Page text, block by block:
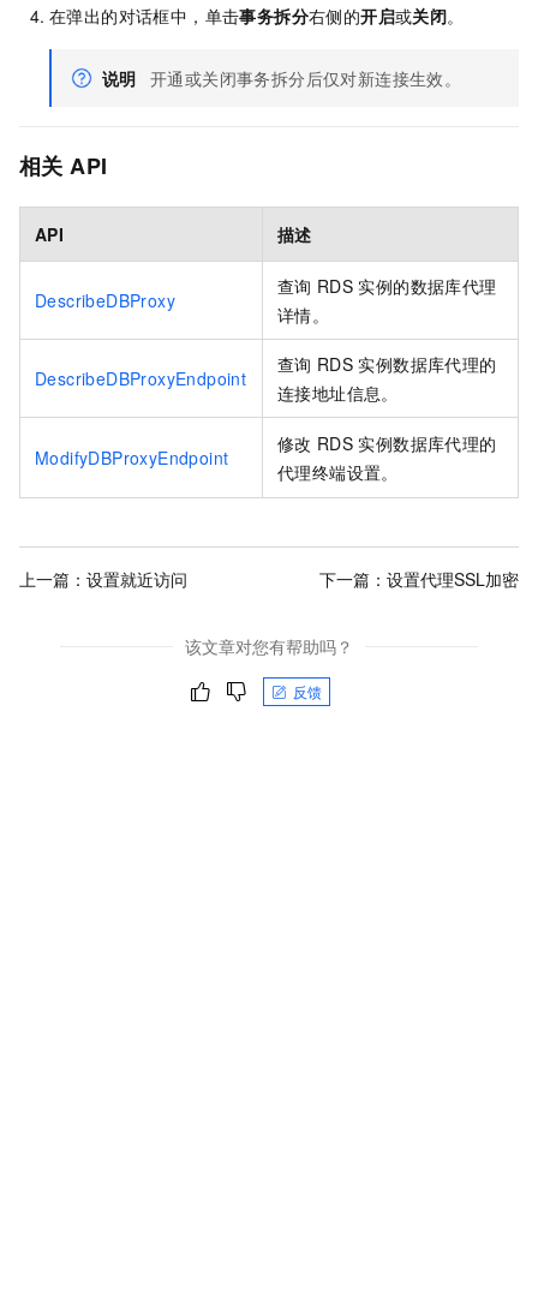
在弹出的对话框中，单击事务拆分右侧的开启或关闭。
说明 开通或关闭事务拆分后仅对新连接生效。
相关 API
API 描述
DescribeDBProxy
查询 RDS 实例的数据库代理
详情。
DescribeDBProxyEndpoint
查询 RDS 实例数据库代理的
连接地址信息。
ModifyDBProxyEndpoint
修改 RDS 实例数据库代理的
代理终端设置。
上一篇： 设置就近访问 下一篇： 设置代理SSL加密
该文章对您有帮助吗？
反馈